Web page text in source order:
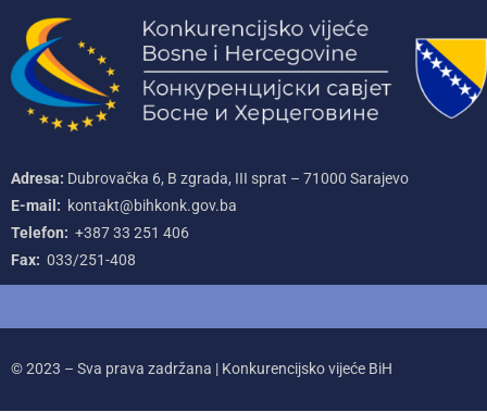
Adresa: Dubrovačka 6, B zgrada, III sprat – 71000‌ Sarajevo
E-mail: kontakt@bihkonk.gov.ba
Telefon: +387‌ 33‌ 251‌ 406
Fax: 033/251-408
© 2023 – Sva prava zadržana | Konkurencijsko vijeće BiH